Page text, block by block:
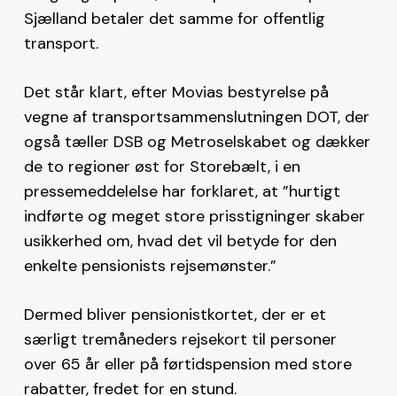
Sjælland betaler det samme for offentlig
transport.
Det står klart, efter Movias bestyrelse på
vegne af transportsammenslutningen DOT, der
også tæller DSB og Metroselskabet og dækker
de to regioner øst for Storebælt, i en
pressemeddelelse har forklaret, at ”hurtigt
indførte og meget store prisstigninger skaber
usikkerhed om, hvad det vil betyde for den
enkelte pensionists rejsemønster.”
Dermed bliver pensionistkortet, der er et
særligt tremåneders rejsekort til personer
over 65 år eller på førtidspension med store
rabatter, fredet for en stund.